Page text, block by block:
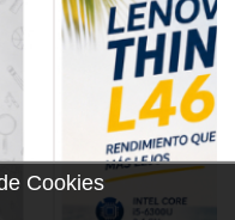
Cookies